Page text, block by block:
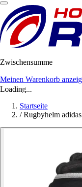
Zwischensumme
Meinen Warenkorb
Loading...
Startseite
/ Rugbyhelm